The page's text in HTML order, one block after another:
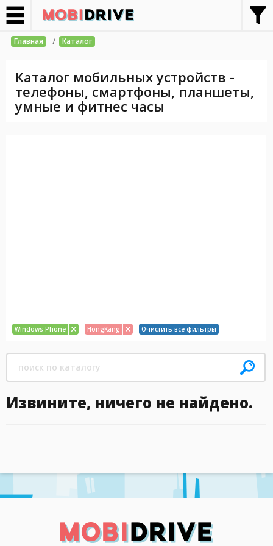
Главная / Каталог
Каталог мобильных устройств -
телефоны, смартфоны, планшеты,
умные и фитнес часы
Windows Phone HongKang Очистить все фильтры
Извините, ничего не найдено.